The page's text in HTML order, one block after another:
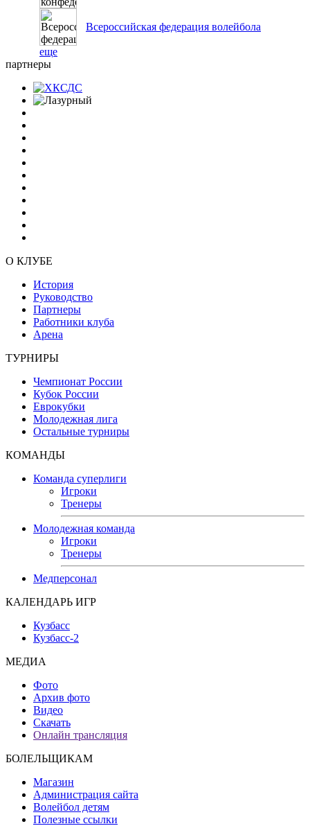
Всероссийская федерация волейбола
еще
партнеры
О КЛУБЕ
История
Руководство
Партнеры
Работники клуба
Арена
ТУРНИРЫ
Чемпионат России
Кубок России
Еврокубки
Молодежная лига
Остальные турниры
КОМАНДЫ
Команда суперлиги
Игроки
Тренеры
Молодежная команда
Игроки
Тренеры
Медперсонал
КАЛЕНДАРЬ ИГР
Кузбасс
Кузбасс-2
МЕДИА
Фото
Архив фото
Видео
Скачать
Онлайн трансляция
БОЛЕЛЬЩИКАМ
Магазин
Администрация сайта
Волейбол детям
Полезные ссылки